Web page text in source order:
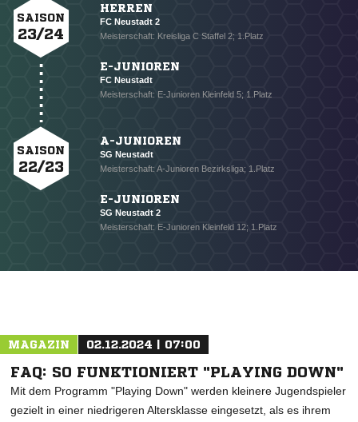
NACHRICHT SENDEN
* Pflichtfelder
SAISON
23/24
HERREN
FC Neustadt 2
Meisterschaft: Kreisliga C Staffel 2; 1.Platz
E-JUNIOREN
FC Neustadt
Meisterschaft: E-Junioren Kleinfeld 5; 1.Platz
SAISON
22/23
A-JUNIOREN
SG Neustadt
Meisterschaft: A-Junioren Bezirksliga; 1.Platz
E-JUNIOREN
SG Neustadt 2
Meisterschaft: E-Junioren Kleinfeld 12; 1.Platz
MAGAZIN 02.12.2024 | 07:00
FAQ: SO FUNKTIONIERT "PLAYING DOWN"
Mit dem Programm "Playing Down" werden kleinere Jugendspieler
gezielt in einer niedrigeren Altersklasse eingesetzt, als es ihrem